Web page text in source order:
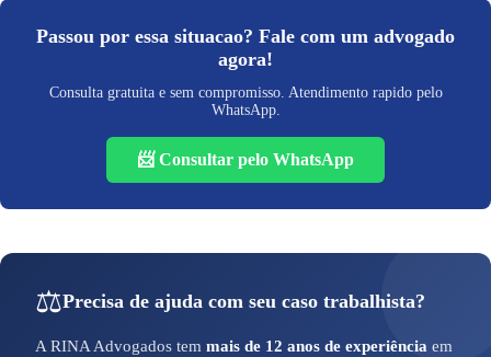
Passou por essa situacao? Fale com um advogado
agora!
Consulta gratuita e sem compromisso. Atendimento rapido pelo
WhatsApp.
📨 Consultar pelo WhatsApp
⚖️Precisa de ajuda com seu caso trabalhista?
A RINA Advogados tem mais de 12 anos de experiência em